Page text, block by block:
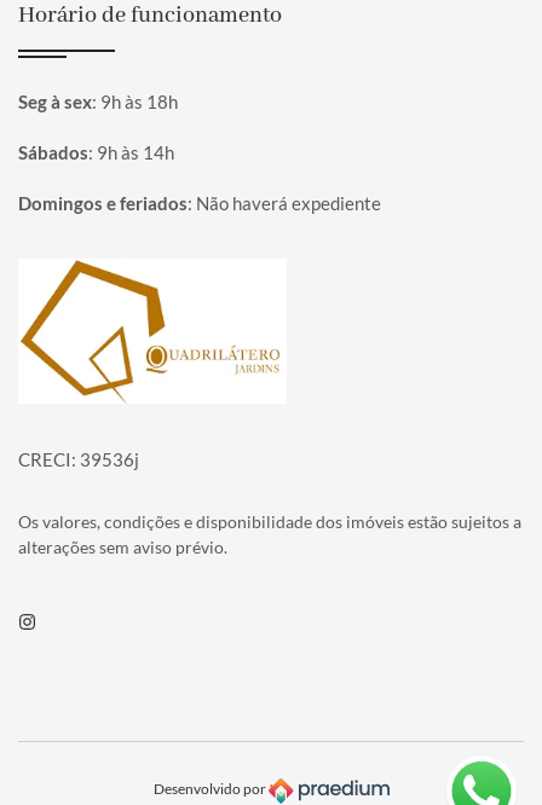
Horário de funcionamento
Seg à sex: 9h às 18h
Sábados: 9h às 14h
Domingos e feriados: Não haverá expediente
Página inicial
CRECI: 39536j
Os valores, condições e disponibilidade dos imóveis estão sujeitos a
alterações sem aviso prévio.
Instagram
Desenvolvido por